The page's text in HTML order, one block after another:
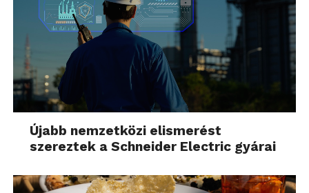
Újabb nemzetközi elismerést
szereztek a Schneider Electric gyárai